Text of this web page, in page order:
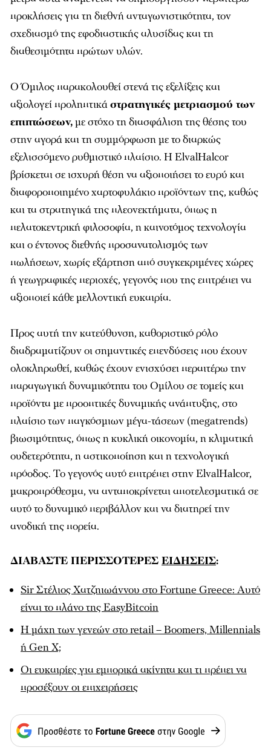
προκλήσεις για τη διεθνή ανταγωνιστικότητα, τον
σχεδιασμό της εφοδιαστικής αλυσίδας και τη
διαθεσιμότητα πρώτων υλών.
Ο Όμιλος παρακολουθεί στενά τις εξελίξεις και
αξιολογεί προληπτικάστρατηγικές μετριασμού των
επιπτώσεων,με στόχο τη διασφάλιση της θέσης του
στην αγορά και τη συμμόρφωση με το διαρκώς
εξελισσόμενο ρυθμιστικό πλαίσιο. Η ElvalHalcor
βρίσκεται σε ισχυρή θέση να αξιοποιήσει το ευρύ και
διαφοροποιημένο χαρτοφυλάκιο προϊόντων της, καθώς
και τα στρατηγικά της πλεονεκτήματα, όπως η
πελατοκεντρική φιλοσοφία, η καινοτόμος τεχνολογία
και ο έντονος διεθνής προσανατολισμός των
πωλήσεων, χωρίς εξάρτηση από συγκεκριμένες χώρες
ή γεωγραφικές περιοχές, γεγονός που της επιτρέπει να
αξιοποιεί κάθε μελλοντική ευκαιρία.
Προς αυτή την κατεύθυνση, καθοριστικό ρόλο
διαδραματίζουν οι σημαντικές επενδύσεις που έχουν
ολοκληρωθεί, καθώς έχουν ενισχύσει περαιτέρω την
παραγωγική δυναμικότητα του Ομίλου σε τομείς και
προϊόντα με προοπτικές δυναμικής ανάπτυξης, στο
πλαίσιο των παγκόσμιων μέγα-τάσεων (megatrends)
βιωσιμότητας, όπως η κυκλική οικονομία, η κλιματική
ουδετερότητα, η αστικοποίηση και η τεχνολογική
πρόοδος. Το γεγονός αυτό επιτρέπει στην ElvalHalcor,
μακροπρόθεσμα, να ανταποκρίνεται αποτελεσματικά σε
αυτό το δυναμικό περιβάλλον και να διατηρεί την
ανοδική της πορεία.
ΔΙΑΒΑΣΤΕ ΠΕΡΙΣΣΟΤΕΡΕΣ ΕΙΔΗΣΕΙΣ:
Sir Στέλιος Χατζηιωάννου στο Fortune Greece: Αυτό
είναι το πλάνο της EasyBitcoin
Η μάχη των γενεών στο retail – Boomers, Millennials
ή Gen Χ;
Οι ευκαιρίες για εμπορικά ακίνητα και τι πρέπει να
προσέξουν οι επιχειρήσεις